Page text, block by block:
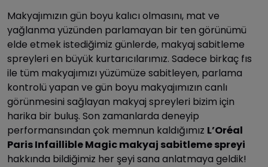
Makyajımızın gün boyu kalıcı olmasını, mat ve
yağlanma yüzünden parlamayan bir ten görünümü
elde etmek istediğimiz günlerde, makyaj sabitleme
spreyleri en büyük kurtarıcılarımız. Sadece birkaç fıs
ile tüm makyajımızı yüzümüze sabitleyen, parlama
kontrolü yapan ve gün boyu makyajımızın canlı
görünmesini sağlayan makyaj spreyleri bizim için
harika bir buluş. Son zamanlarda deneyip
performansından çok memnun kaldığımız L’Oréal
Paris Infaillible Magic makyaj sabitleme spreyi
hakkında bildiğimiz her şeyi sana anlatmaya geldik!